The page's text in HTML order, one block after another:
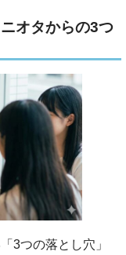
オタからの3つ
3つの落とし穴」